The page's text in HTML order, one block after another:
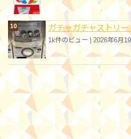
ガチャガチャストリ
1k件のビュー 2026年6月